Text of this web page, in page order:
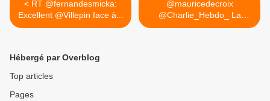
< RT @fernandesmicka:
Excellent @Villepin face à...
@mauricedecroix
@Charlie_Hebdo_ La
recherche de... >
Hébergé par Overblog
Top articles
Pages